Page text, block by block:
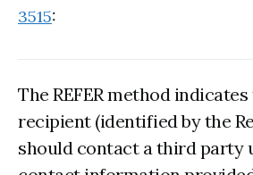
3515:
The REFER method
recipient (identified by the
should contact a third party